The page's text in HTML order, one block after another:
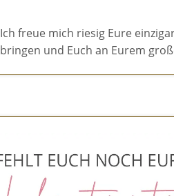
Ich freue mich riesig Eure
bringen und Euch an Eurem